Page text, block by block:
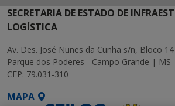
SECRETARIA DE ESTADO DE
LOGÍSTICA
Av. Des. José Nunes da Cunha s/n, Bloco 14
Parque dos Poderes - Campo Grande | MS
CEP: 79.031-310
MAPA